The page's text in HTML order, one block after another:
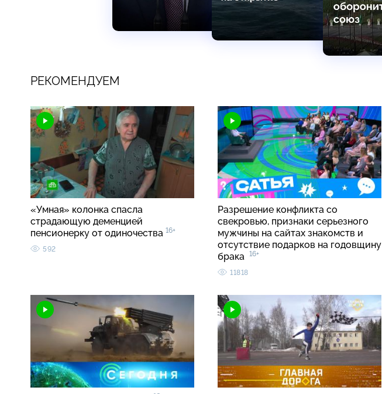
РЕКОМЕНДУЕМ
«Умная» колонка спасла
страдающую деменцией
пенсионерку от одиночества 16+
592
Разрешение конфликта со
свекровью, признаки серьезного
мужчины на сайтах знакомств и
отсутствие подарков на годовщину
брака 16+
11818